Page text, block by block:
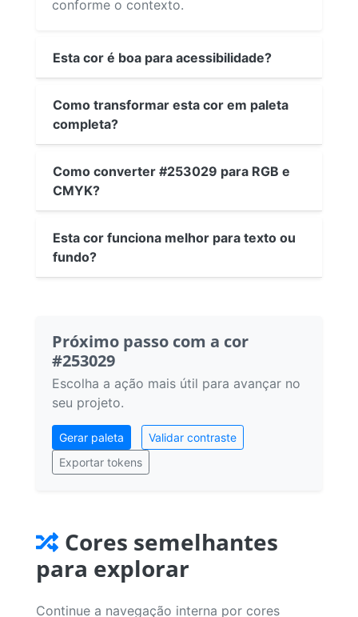
conforme o contexto.
Esta cor é boa para acessibilidade?
Como transformar esta cor em paleta
completa?
Como converter #253029 para RGB e
CMYK?
Esta cor funciona melhor para texto ou
fundo?
Próximo passo com a cor
#253029
Escolha a ação mais útil para avançar no
seu projeto.
Gerar paleta
Validar contraste
Exportar tokens
Cores semelhantes
para explorar
Continue a navegação interna por cores